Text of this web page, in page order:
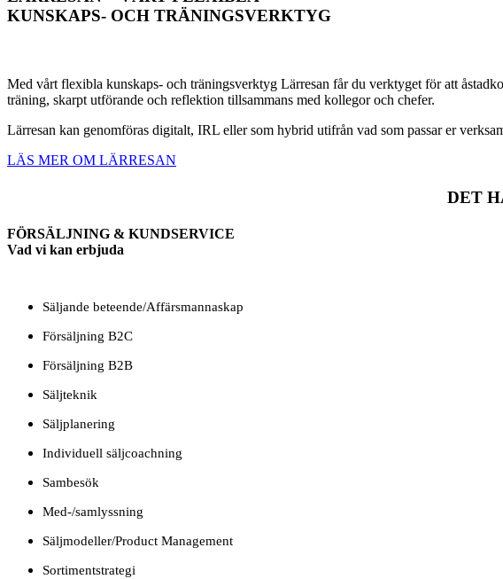
KUNSKAPS- OCH TRÄNINGSVERKTYG
Med vårt flexibla kunskaps- och träningsverktyg Lärresan får du verktyget för att
träning, skarpt utförande och reflektion tillsammans med kollegor och chefer.
Lärresan kan genomföras digitalt, IRL eller som hybrid utifrån vad som passar er
LÄS MER OM LÄRRESAN
DET
FÖRSÄLJNING & KUNDSERVICE
Vad vi kan erbjuda
Säljande beteende/Affärsmannaskap
Försäljning B2C
Försäljning B2B
Säljteknik
Säljplanering
Individuell säljcoachning
Sambesök
Med-/samlyssning
Säljmodeller/Product Management
Sortimentstrategi